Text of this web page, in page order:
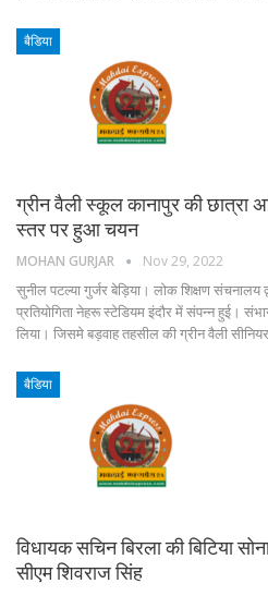
बैडिया
ग्रीन वैली स्कूल कानापुर की छात्रा
स्तर पर हुआ चयन
MOHAN GURJAR Nov 29, 2022
सुनील पटल्या गुर्जर बेड़िया। लोक शिक्षण संचनालय
प्रतियोगिता नेहरू स्टेडियम इंदौर में संपन्न हुई।
लिया। जिसमे बड़वाह तहसील की ग्रीन वैली
बैडिया
विधायक सचिन बिरला की बिटिया
सीएम शिवराज सिंह